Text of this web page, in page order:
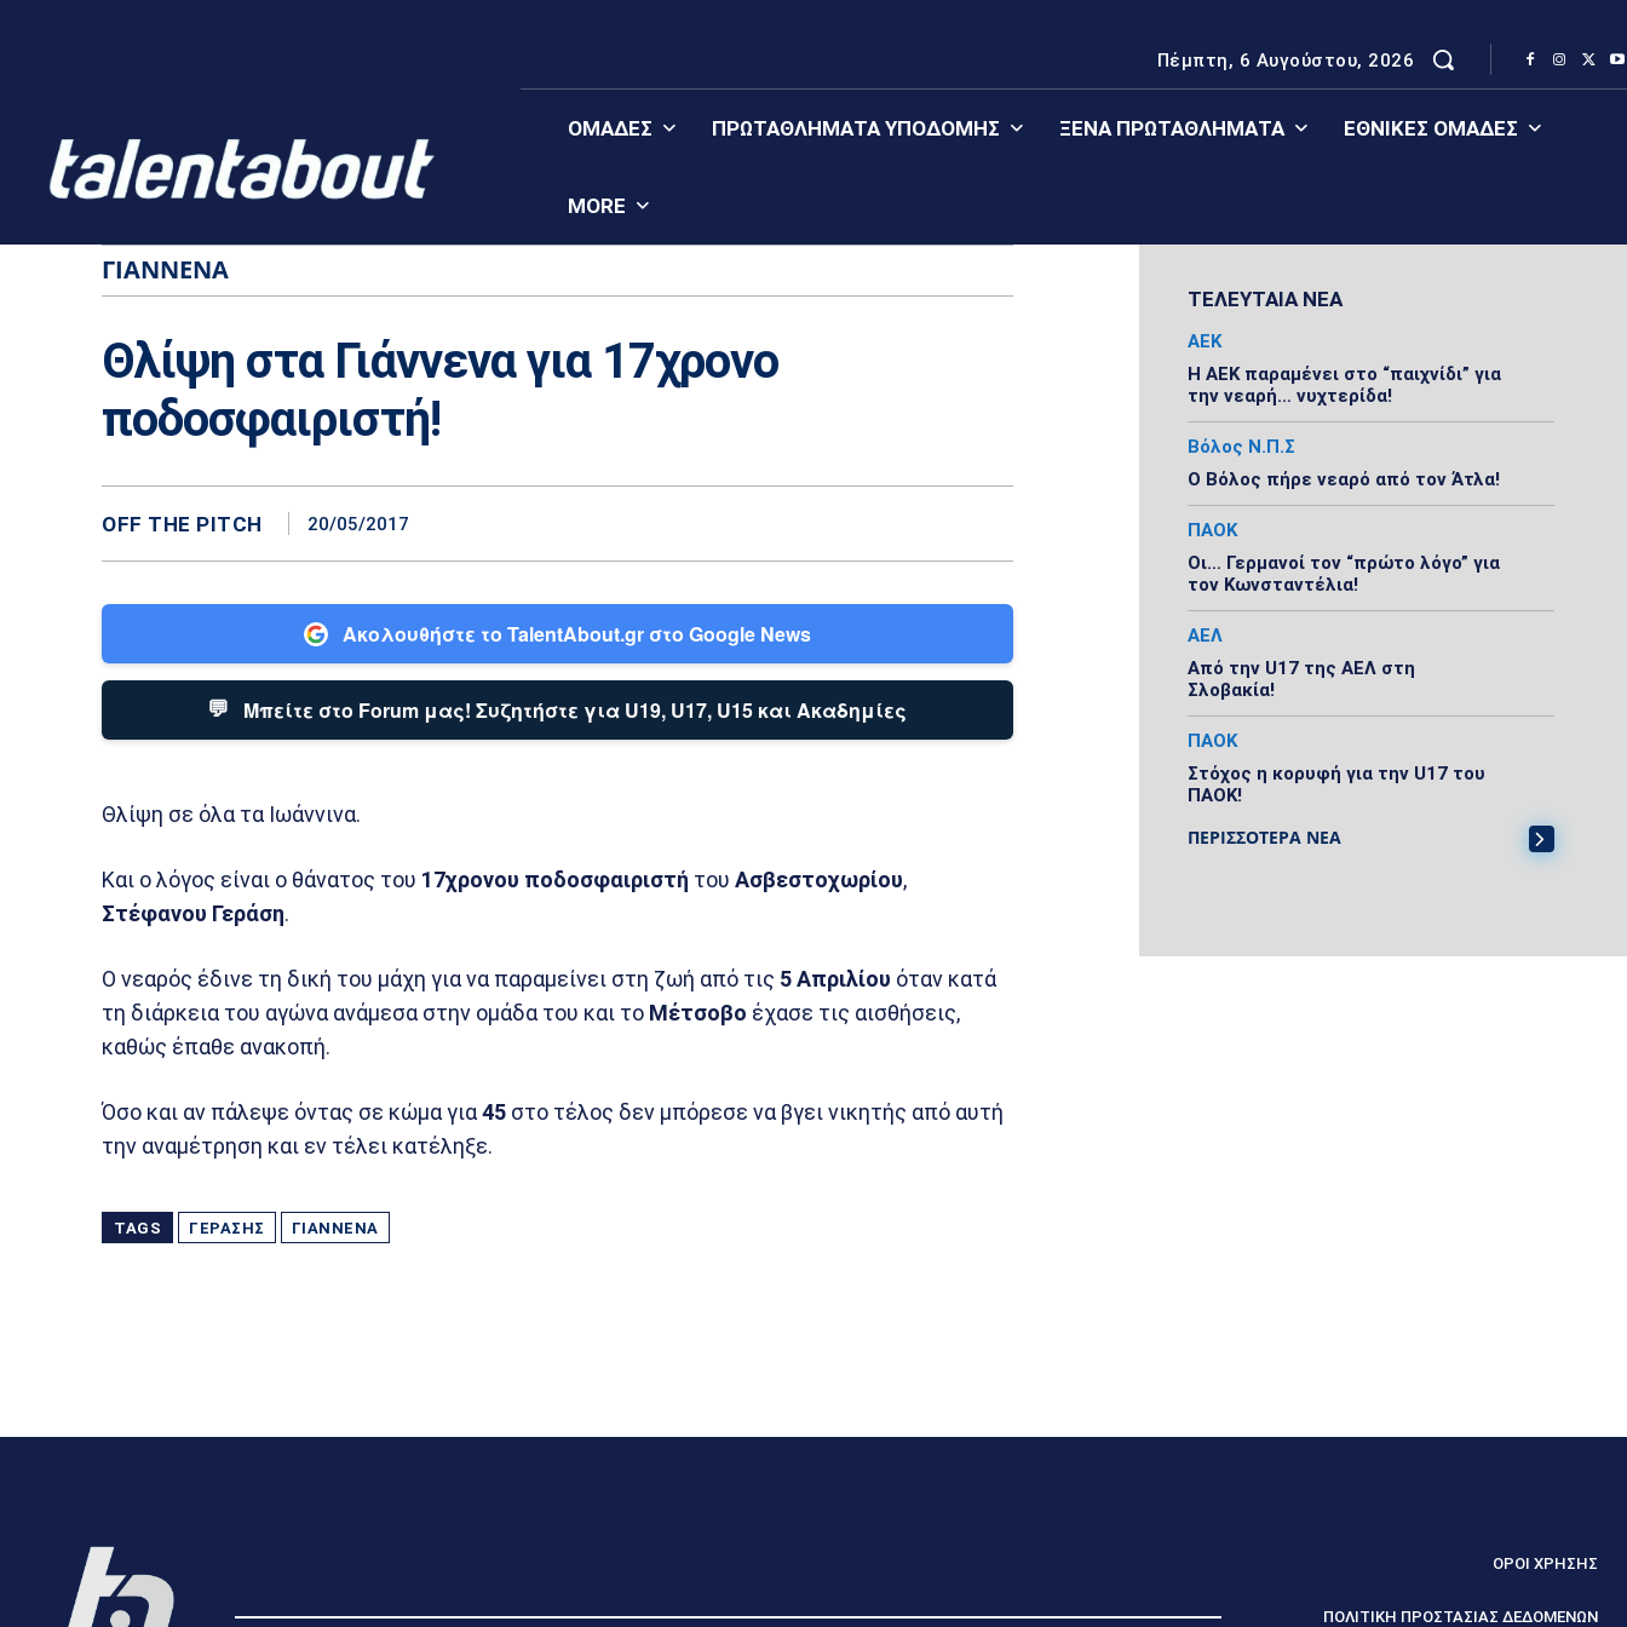
Πέμπτη, 6 Αυγούστου, 2026
ΟΜΆΔΕΣ ΠΡΩΤΑΘΛΉΜΑΤΑ YΠΟΔΟΜΉΣ ΞΈΝΑ ΠΡΩΤΑΘΛΉΜΑΤΑ ΕΘΝΙΚΈΣ ΟΜΆΔΕΣ
MORE
ΓΙΆΝΝΕΝΑ
Θλίψη στα Γιάννενα για 17χρονο
ποδοσφαιριστή!
OFF THE PITCH 20/05/2017
Ακολουθήστε το TalentAbout.gr στο Google News
💬 Μπείτε στο Forum μας! Συζητήστε για U19, U17, U15 και Ακαδημίες
Θλίψη σε όλα τα Ιωάννινα.
Και ο λόγος είναι ο θάνατος του 17χρονου ποδοσφαιριστή του Ασβεστοχωρίου,
Στέφανου Γεράση.
Ο νεαρός έδινε τη δική του μάχη για να παραμείνει στη ζωή από τις 5 Απριλίου όταν κατά
τη διάρκεια του αγώνα ανάμεσα στην ομάδα του και το Μέτσοβο έχασε τις αισθήσεις,
καθώς έπαθε ανακοπή.
Όσο και αν πάλεψε όντας σε κώμα για45 στο τέλος δεν μπόρεσε να βγει νικητής από αυτή
την αναμέτρηση και εν τέλει κατέληξε.
TAGS ΓΕΡΆΣΗΣ ΓΙΆΝΝΕΝΑ
ΤΕΛΕΥΤΑΙΑ ΝΕΑ
ΑΕΚ
Η ΑΕΚ παραμένει στο “παιχνίδι” για
την νεαρή… νυχτερίδα!
Βόλος Ν.Π.Σ
Ο Βόλος πήρε νεαρό από τον Άτλα!
ΠΑΟΚ
Οι… Γερμανοί τον “πρώτο λόγο” για
τον Κωνσταντέλια!
ΑΕΛ
Από την U17 της ΑΕΛ στη
Σλοβακία!
ΠΑΟΚ
Στόχος η κορυφή για την U17 του
ΠΑΟΚ!
ΠΕΡΙΣΣΟΤΕΡΑ ΝΕΑ
ΟΡΟΙ ΧΡΗΣΗΣ
ΠΟΛΙΤΙΚΗ ΠΡΟΣΤΑΣΙΑΣ ΔΕΔΟΜΕΝΩΝ